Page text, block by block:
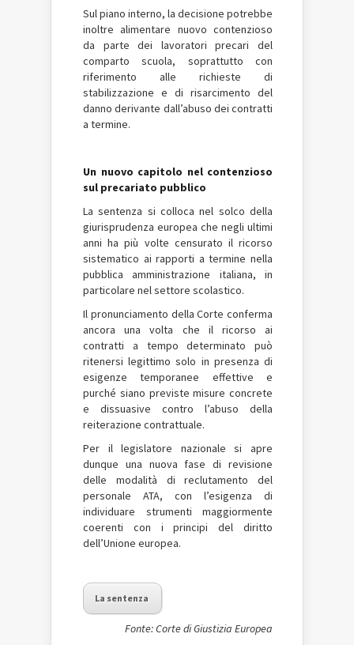
Sul piano interno, la decisione potrebbe
inoltre alimentare nuovo contenzioso
da parte dei lavoratori precari del
comparto scuola, soprattutto con
riferimento alle richieste di
stabilizzazione e di risarcimento del
danno derivante dall’abuso dei contratti
a termine.
Un nuovo capitolo nel contenzioso
sul precariato pubblico
La sentenza si colloca nel solco della
giurisprudenza europea che negli ultimi
anni ha più volte censurato il ricorso
sistematico ai rapporti a termine nella
pubblica amministrazione italiana, in
particolare nel settore scolastico.
Il pronunciamento della Corte conferma
ancora una volta che il ricorso ai
contratti a tempo determinato può
ritenersi legittimo solo in presenza di
esigenze temporanee effettive e
purché siano previste misure concrete
e dissuasive contro l’abuso della
reiterazione contrattuale.
Per il legislatore nazionale si apre
dunque una nuova fase di revisione
delle modalità di reclutamento del
personale ATA, con l’esigenza di
individuare strumenti maggiormente
coerenti con i principi del diritto
dell’Unione europea.
La sentenza
Fonte: Corte di Giustizia Europea